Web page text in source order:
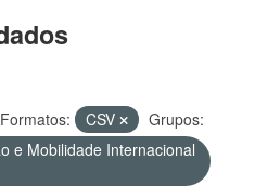
Formatos: CSV
Grupos:
e Mobilidade Internacional